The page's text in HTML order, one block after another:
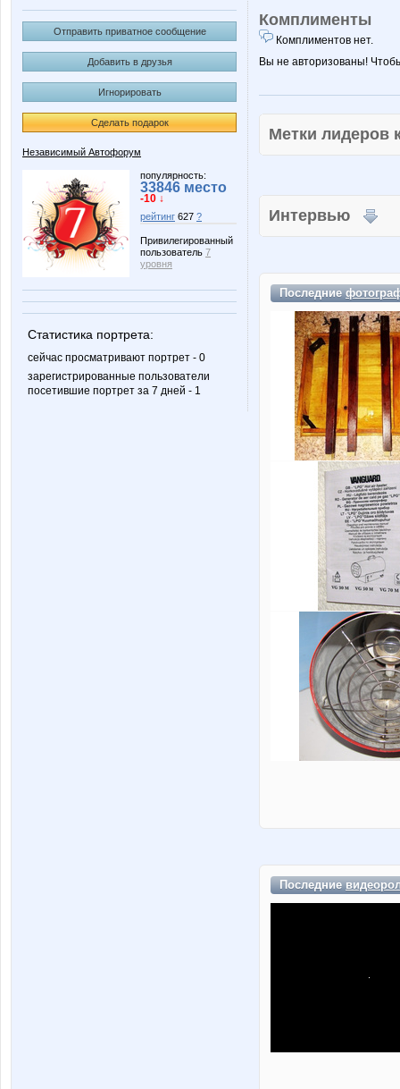
Отправить приватное сообщение
Добавить в друзья
Игнорировать
Сделать подарок
Независимый Автофорум
популярность:
33846 место
-10 ↓
рейтинг 627 ?
Привилегированный
пользователь 7
уровня
Статистика портрета:
сейчас просматривают портрет - 0
зарегистрированные пользователи
посетившие портрет за 7 дней - 1
Комплименты
Комплиментов нет.
Вы не авторизованы!
Метки
Интервью
Последние
Последние